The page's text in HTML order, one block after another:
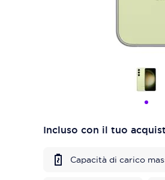
Incluso con il tuo
Capacità di carico